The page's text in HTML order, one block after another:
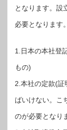
となります。設
必要となります。
1.日本の本社登
もの)
2.本社の定款(証
ばいけない。こ
のが必要となり